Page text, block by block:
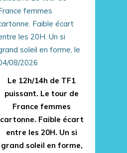
Le 12h/14h de TF1
puissant. Le tour de
France femmes
cartonne. Faible écart
entre les 20H. Un si
grand soleil en forme,